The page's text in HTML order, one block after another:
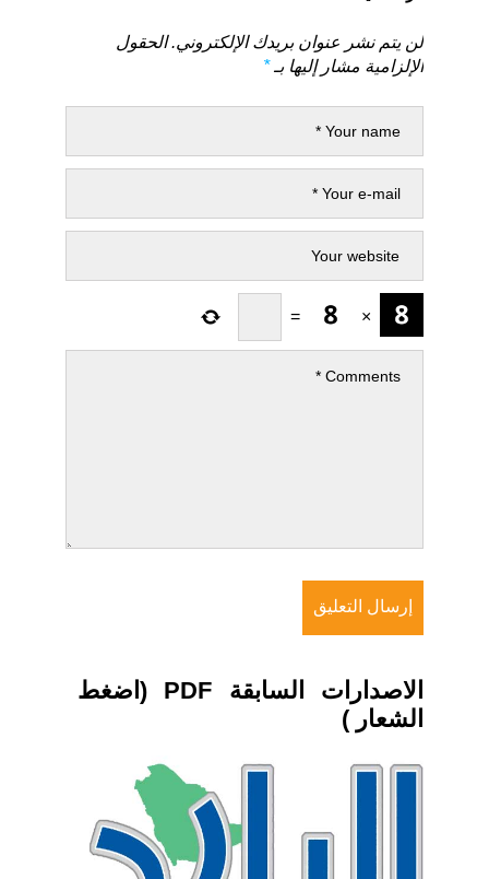
لن يتم نشر عنوان بريدك الإلكتروني. الحقول
الإلزامية مشار إليها بـ*
×
=
الاصدارات السابقة PDF (اضغط
الشعار )